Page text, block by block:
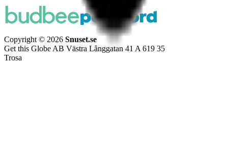
Copyright © 2026 Snuset.se
Get this Globe AB Västra Långgatan 41 A 619 35
Trosa